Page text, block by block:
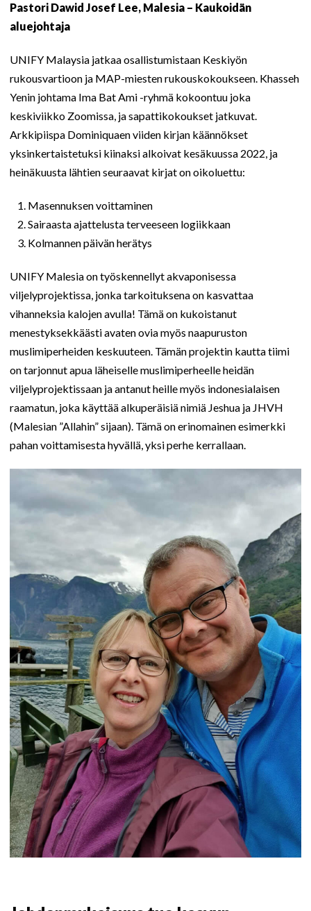
Pastori Dawid Josef Lee, Malesia – Kaukoidän
aluejohtaja
UNIFY Malaysia jatkaa osallistumistaan Keskiyön
rukousvartioon ja MAP-miesten rukouskokoukseen. Khasseh
Yenin johtama Ima Bat Ami -ryhmä kokoontuu joka
keskiviikko Zoomissa, ja sapattikokoukset jatkuvat.
Arkkipiispa Dominiquaen viiden kirjan käännökset
yksinkertaistetuksi kiinaksi alkoivat kesäkuussa 2022, ja
heinäkuusta lähtien seuraavat kirjat on oikoluettu:
Masennuksen voittaminen
Sairaasta ajattelusta terveeseen logiikkaan
Kolmannen päivän herätys
UNIFY Malesia on työskennellyt akvaponisessa
viljelyprojektissa, jonka tarkoituksena on kasvattaa
vihanneksia kalojen avulla! Tämä on kukoistanut
menestyksekkäästi avaten ovia myös naapuruston
muslimiperheiden keskuuteen. Tämän projektin kautta tiimi
on tarjonnut apua läheiselle muslimiperheelle heidän
viljelyprojektissaan ja antanut heille myös indonesialaisen
raamatun, joka käyttää alkuperäisiä nimiä Jeshua ja JHVH
(Malesian ”Allahin” sijaan). Tämä on erinomainen esimerkki
pahan voittamisesta hyvällä, yksi perhe kerrallaan.